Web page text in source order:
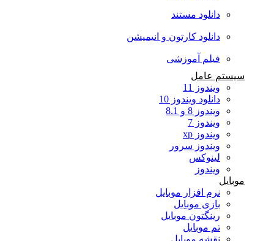
دانلود مستند
دانلود کارتون و انیمیشن
فیلم آموزشی
سیستم عامل
ویندوز 11
دانلود ویندوز 10
ویندوز 8 و 8.1
ویندوز 7
ویندوز xp
ویندوز سرور
لینوکس
ویندوز
موبایل
نرم افزار موبایل
بازی موبایل
رینگتون موبایل
تم موبایل
نقشه موبایل